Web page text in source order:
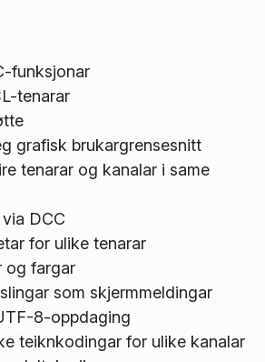
funksjonar
tenarar
grafisk brukargrensesnitt
tenarar og kanalar i same
DCC
for ulike tenarar
og fargar
som skjermmeldingar
8-oppdaging
teiknkodingar for ulike kanalar